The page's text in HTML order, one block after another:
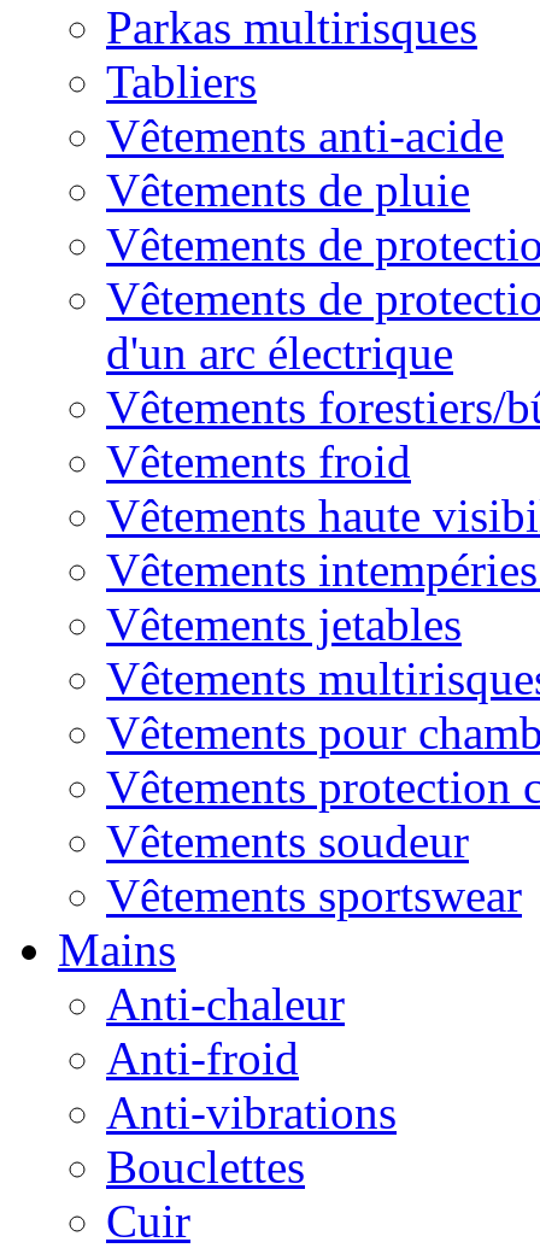
Parkas multirisques
Tabliers
Vêtements anti-acide
Vêtements de pluie
Vêtements de
Vêtements de
d'un arc électrique
Vêtements forestiers/
Vêtements froid
Vêtements haute
Vêtements
Vêtements jetables
Vêtements
Vêtements pour
Vêtements protection
Vêtements soudeur
Vêtements sportswear
Mains
Anti-chaleur
Anti-froid
Anti-vibrations
Bouclettes
Cuir